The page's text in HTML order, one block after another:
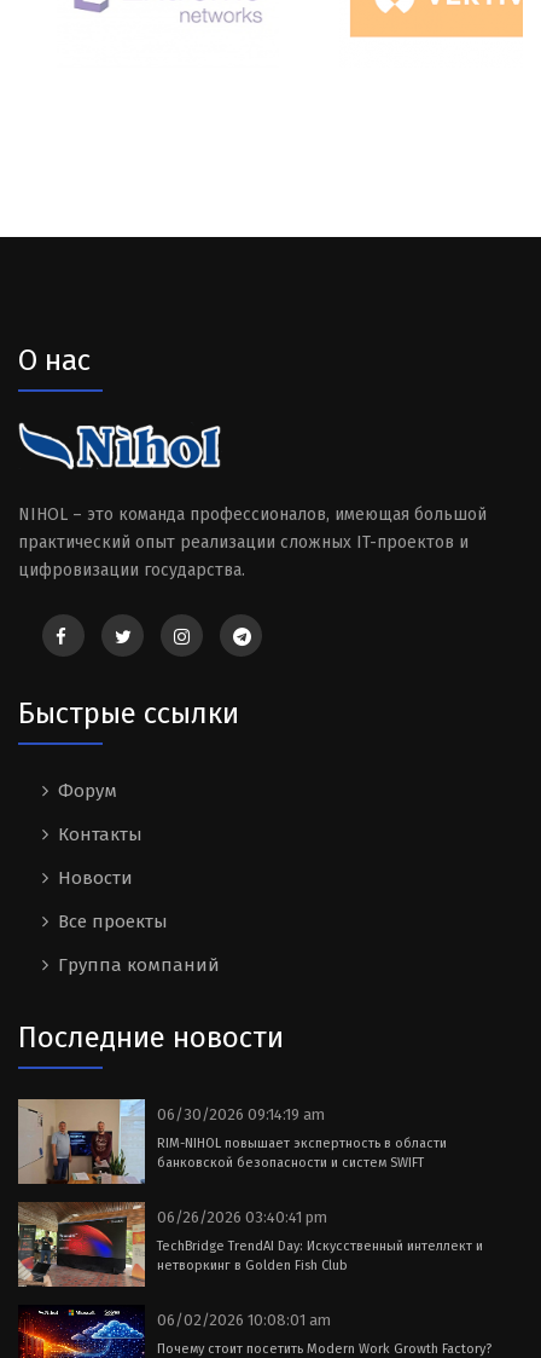
О нас
NIHOL – это команда профессионалов, имеющая большой
практический опыт реализации сложных IT-проектов и
цифровизации государства.
Быстрые ссылки
Форум
Контакты
Новости
Все проекты
Группа компаний
Последние новости
06/30/2026 09:14:19 am
RIM-NIHOL повышает экспертность в области
банковской безопасности и систем SWIFT
06/26/2026 03:40:41 pm
TechBridge TrendAI Day: Искусственный интеллект и
нетворкинг в Golden Fish Club
06/02/2026 10:08:01 am
Почему стоит посетить Modern Work Growth Factory?